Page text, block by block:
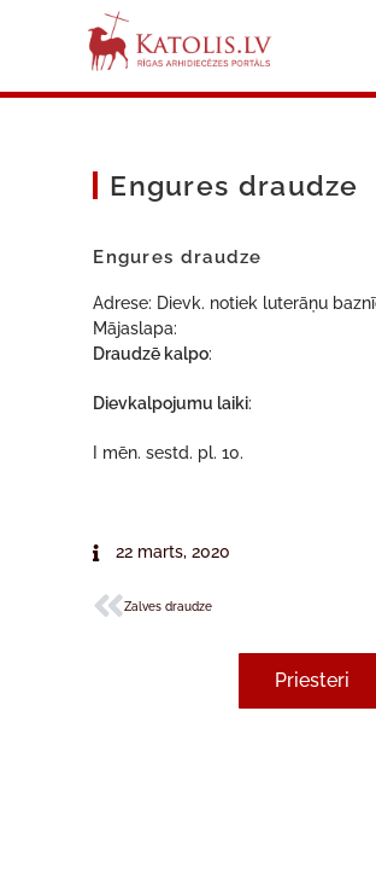
Engures draudze
Engures draudze
Adrese: Dievk. notiek luterāņu
Mājaslapa:
Draudzē kalpo:
Dievkalpojumu laiki:
I mēn. sestd. pl. 10.
22 marts, 2020
Zalves draudze
Priesteri